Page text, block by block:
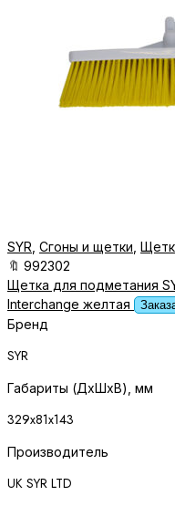
SYR Сгоны и щетки
🔖 992302
Щетка для подметания
Interchange желтая
Бренд
SYR
Габариты (ДхШхВ), мм
329х81х143
Производитель
UK SYR LTD